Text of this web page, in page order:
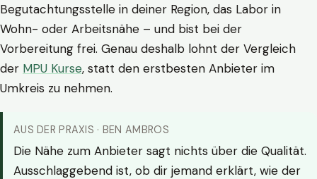
Begutachtungsstelle in deiner Region, das Labor in
Wohn- oder Arbeitsnähe – und bist bei der
Vorbereitung frei. Genau deshalb lohnt der Vergleich
der MPU Kurse, statt den erstbesten Anbieter im
Umkreis zu nehmen.
AUS DER PRAXIS · BEN AMBROS
Die Nähe zum Anbieter sagt nichts über die Qualität.
Ausschlaggebend ist, ob dir jemand erklärt, wie der